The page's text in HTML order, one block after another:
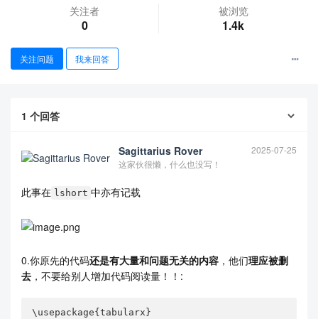
\newtheorem{remark}{Remark}
\renewcommand{\baselinestretch}{1.0}
\begin{document}
\begin{empheq}
[left={\textbf{OP1}:\empheqlbrace}]{align}
\label{op51}\\
&\mathrm{s.t.}~~J_{\infty}(s) \leq \psi
&\underset{p}{\max}\left|\left[u(s)\right]_p\righ
&\underset{q}{\max}\left|\left[x(s+1|s)\right]_q
\right|\leq \bar{x},  \label{op54}\\
el{op55}
& \leq  -z^{\mathrm{T}}(s)z(s)+\rho d^{\mathrm
\end{subequations}
关注者
0
被浏览
1.4k
关注问题 我来回答
1 个回答
Sagittarius Rover
2025-07-25
这家伙很懒，什么也没写！
此事在 lshort 中亦有记载
0.你原先的代码还是有大量和问题无关的内容 ，他们理应被删
去 ，不要给别人增加代码阅读量！！:
\usepackage{tabularx}